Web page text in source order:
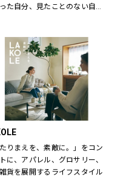
た自分、見たことのない自
の気分で、もっと自由に。GU
自由。
たりまえを、素敵に。」をコン
に、アパレル、グロサリー、
貨を展開するライフスタイル